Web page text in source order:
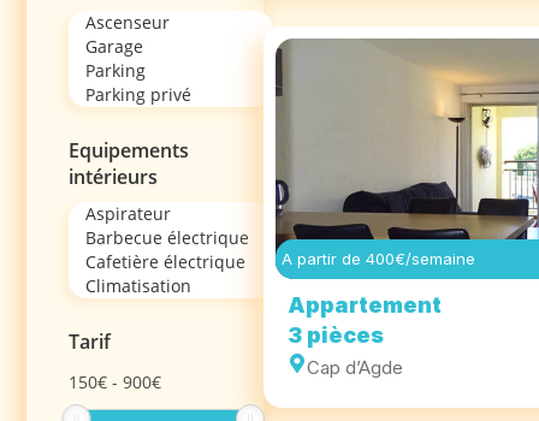
Equipements
intérieurs
Tarif
150€ -900€
A partir de 400€/semaine
Appartement
3 pièces
Cap d’Agde